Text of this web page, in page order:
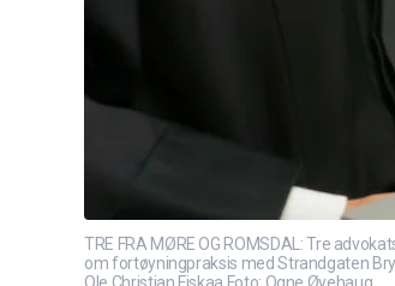
TRE FRA MØRE OG ROMSDAL: Tre
om fortøyningpraksis med Strandgaten
Ole Christian Fiskaa.Foto: Ogne Øyehaug